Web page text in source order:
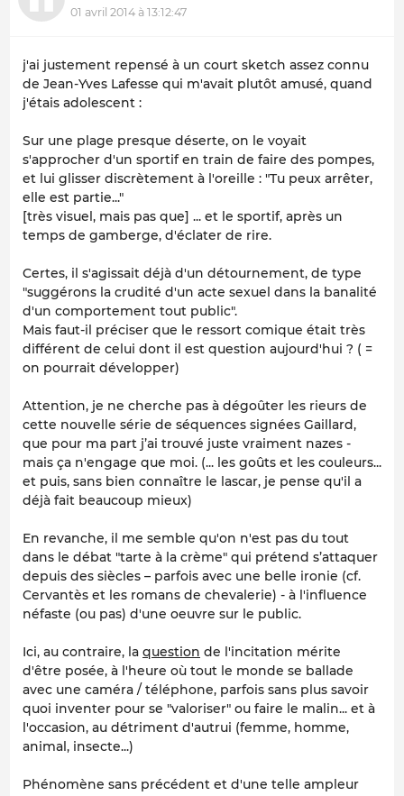
01 avril 2014 à 13:12:47
j'ai justement repensé à un court sketch assez connu
de Jean-Yves Lafesse qui m'avait plutôt amusé, quand
j'étais adolescent :
Sur une plage presque déserte, on le voyait
s'approcher d'un sportif en train de faire des pompes,
et lui glisser discrètement à l'oreille : "Tu peux arrêter,
elle est partie..."
[très visuel, mais pas que] ... et le sportif, après un
temps de gamberge, d'éclater de rire.
Certes, il s'agissait déjà d'un détournement, de type
"suggérons la crudité d'un acte sexuel dans la banalité
d'un comportement tout public".
Mais faut-il préciser que le ressort comique était très
différent de celui dont il est question aujourd'hui ? ( =
on pourrait développer)
Attention, je ne cherche pas à dégoûter les rieurs de
cette nouvelle série de séquences signées Gaillard,
que pour ma part j’ai trouvé juste vraiment nazes -
mais ça n'engage que moi. (... les goûts et les couleurs...
et puis, sans bien connaître le lascar, je pense qu'il a
déjà fait beaucoup mieux)
En revanche, il me semble qu'on n'est pas du tout
dans le débat "tarte à la crème" qui prétend s’attaquer
depuis des siècles – parfois avec une belle ironie (cf.
Cervantès et les romans de chevalerie) - à l'influence
néfaste (ou pas) d'une oeuvre sur le public.
Ici, au contraire, la question de l'incitation mérite
d'être posée, à l'heure où tout le monde se ballade
avec une caméra / téléphone, parfois sans plus savoir
quoi inventer pour se "valoriser" ou faire le malin... et à
l'occasion, au détriment d'autrui (femme, homme,
animal, insecte...)
Phénomène sans précédent et d'une telle ampleur